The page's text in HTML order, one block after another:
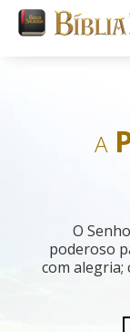
A
O
poderoso
com